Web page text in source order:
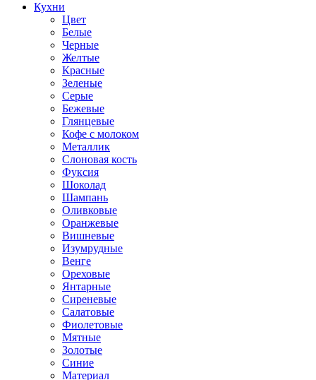
Кухни
Цвет
Белые
Черные
Желтые
Красные
Зеленые
Серые
Бежевые
Глянцевые
Кофе с молоком
Металлик
Слоновая кость
Фуксия
Шоколад
Шампань
Оливковые
Оранжевые
Вишневые
Изумрудные
Венге
Ореховые
Янтарные
Сиреневые
Салатовые
Фиолетовые
Мятные
Золотые
Синие
Материал